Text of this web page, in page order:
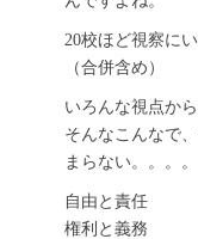
20校ほど視察に
（合併含め）
いろんな視点か
そんなこんなで
まらない。。。。
自由と責任
権利と義務